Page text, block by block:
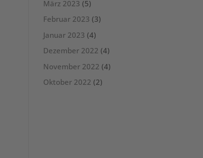
März 2023 (5)
Februar 2023 (3)
Januar 2023 (4)
Dezember 2022 (4)
November 2022 (4)
Oktober 2022 (2)